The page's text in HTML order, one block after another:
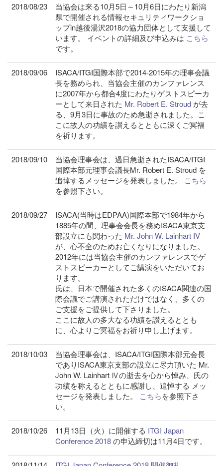
2018/08/23
当協会は来る10月5日～10月6日にわたり新潟
県で開催される情報セキュリティワークショ
ップin越後湯沢2018の協力団体として支援して
います。 イベントの詳細及び申込みは こちら
です。
2018/09/06
ISACA/ITGI国際本部で2014-2015年の理事会議
長を務められ、当協会主催のカンファレンス
に2007年から都合4度にわたりゲストスピーカ
ーとして来日された Mr. Robert E. Stroud が去
る、9月3日に事故のため急逝されました。こ
こに故人の功績を讃えるとともに深くご冥福
を祈ります。
2018/09/10
当協会理事会は、過日急逝されたISACA/ITGI
国際本部元理事会議長Mr. Robert E. Stroud を
追悼するメッセージを発表しました。 こちら
を参照下さい。
2018/09/27
ISACA(当時はEDPAA)国際本部で1984年から
1885年の間、理事会会長を務めISACA東京支
部設立にも関わった Mr. John W. Lainhart IV
が、心不全のためお亡くなりになりました。
2012年には当協会主催のカンファレンスでゲ
ストスピーカーとしてご講演をいただいてお
ります。
氏は、日本で開催された多くのISACA関連の国
際会議でご講演されただけではなく、多くの
ご支援をご提供して下さりました。
ここに故人の多大なる功績を讃えるととも
に、心よりご冥福をお祈り申し上げます。
2018/10/03
当協会理事会は、ISACA/ITGI国際本部元会長
でありISACA東京支部の設立に尽力頂いた Mr.
John W. Lainhart Ⅳの逝去を心から悼み、氏の
功績を称えるとともに感謝し、追悼する メッ
セージを発表しました。 こちらを参照下さ
い。
2018/10/26 11月13日（火）に開催する ITGI Japan
Conference 2018の申込締切は11月4日です。